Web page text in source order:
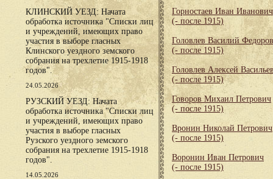
КЛИНСКИЙ УЕЗД: Начата
обработка источника "Списки лиц
и учреждений, имеющих право
участия в выборе гласных
Клинского уездного земского
собрания на трехлетие 1915-1918
годов".
24.05.2026
РУЗСКИЙ УЕЗД: Начата
обработка источника "Списки лиц
и учреждений, имеющих право
участия в выборе гласных
Рузского уездного земского
собрания на трехлетие 1915-1918
годов".
14.05.2026
Горностаев Иван Иванович
(- после 1915)
Головлев Василий
(- после 1915)
Головлев Алексей
(- после 1915)
Говоров Михаил Петрович
(- после 1915)
Вронин Николай Петрович
(- после 1915)
Воронин Иван Петрович
(- после 1915)